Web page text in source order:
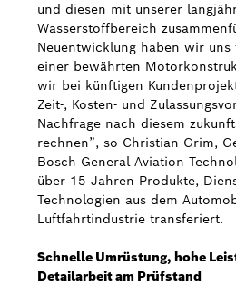
und diesen mit unserer
Wasserstoffbereich
Neuentwicklung haben wir
einer bewährten
wir bei künftigen
Zeit-, Kosten- und
Nachfrage nach diesem
rechnen”, so Christian Grim,
Bosch General Aviation
über 15 Jahren Produkte,
Technologien aus dem
Luftfahrtindustrie transferiert.
Schnelle Umrüstung, hohe
Detailarbeit am Prüfstand